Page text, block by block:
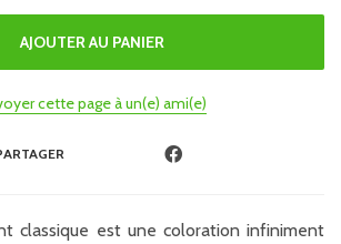
cette page à un(e) ami(e)
classique est une coloration infiniment